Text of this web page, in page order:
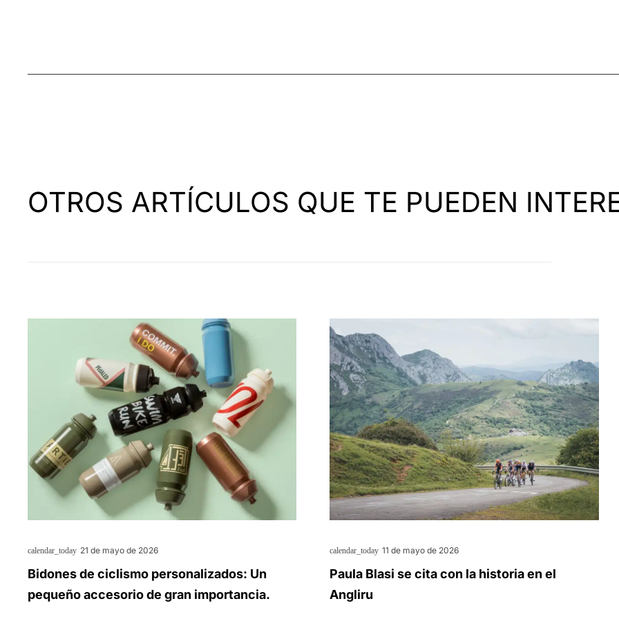
OTROS ARTÍCULOS QUE TE PUEDEN
calendar_today 21 de mayo de 2026
Bidones de ciclismo personalizados: Un
pequeño accesorio de gran importancia.
calendar_today 11 de mayo de 2026
Paula Blasi se cita con la historia en el
Angliru